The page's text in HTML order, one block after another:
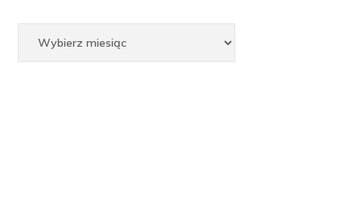
Archiwa